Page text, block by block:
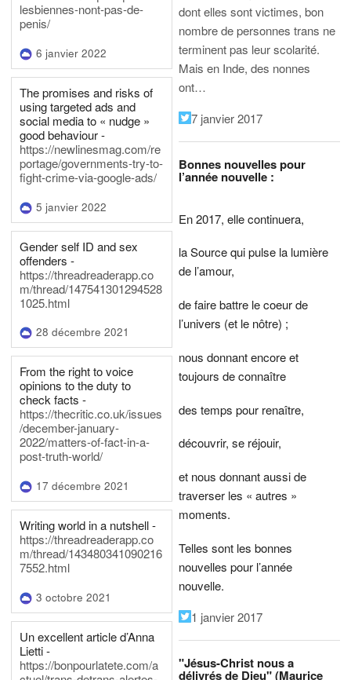
lesbiennes-nont-pas-de-
penis/
6 janvier 2022
The promises and risks of
using targeted ads and
social media to « nudge »
good behaviour -
https://newlinesmag.com/re
portage/governments-try-to-
fight-crime-via-google-ads/
5 janvier 2022
Gender self ID and sex
offenders -
https://threadreaderapp.co
m/thread/147541301294528
1025.html
28 décembre 2021
From the right to voice
opinions to the duty to
check facts -
https://thecritic.co.uk/issues
/december-january-
2022/matters-of-fact-in-a-
post-truth-world/
17 décembre 2021
Writing world in a nutshell -
https://threadreaderapp.co
m/thread/143480341090216
7552.html
3 octobre 2021
Un excellent article d’Anna
Lietti -
https://bonpourlatete.com/a
dont elles sont victimes, bon
nombre de personnes trans ne
terminent pas leur scolarité.
Mais en Inde, des nonnes
ont…
7 janvier 2017
Bonnes nouvelles pour
l’année nouvelle :
En 2017, elle continuera,
la Source qui pulse la lumière
de l’amour,
de faire battre le coeur de
l’univers (et le nôtre) ;
nous donnant encore et
toujours de connaître
des temps pour renaître,
découvrir, se réjouir,
et nous donnant aussi de
traverser les « autres »
moments.
Telles sont les bonnes
nouvelles pour l’année
nouvelle.
1 janvier 2017
"Jésus-Christ nous a
délivrés de Dieu" (Maurice